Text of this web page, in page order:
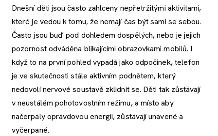
Dnešní děti jsou často zahlceny nepřetržitými aktivitami,
které je vedou k tomu, že nemají čas být sami se sebou.
Často jsou buď pod dohledem dospělých, nebo je jejich
pozornost odváděna blikajícími obrazovkami mobilů. I
když to na první pohled vypadá jako odpočinek, telefon
je ve skutečnosti stále aktivním podnětem, který
nedovolí nervové soustavě zklidnit se. Děti tak zůstávají
v neustálém pohotovostním režimu, a místo aby
načerpaly opravdovou energii, zůstávají unavené a
vyčerpané.